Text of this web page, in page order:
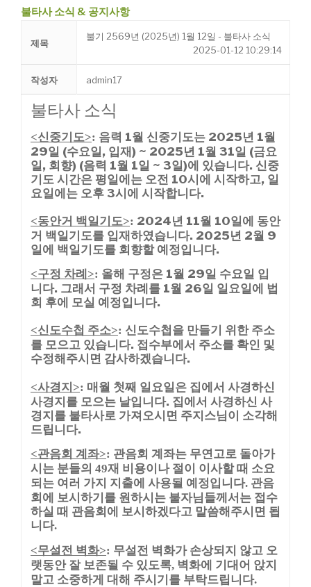
불타사 소식 & 공지사항
제목
불기 2569년 (2025년) 1월 12일 - 불타사 소식
2025-01-12 10:29:14
작성자 admin17
불타사 소식
<신중기도>: 음력 1월 신중기도는 2025년 1월
29일 (수요일, 입재) ~ 2025년 1월 31일 (금요
일, 회향) (음력 1월 1일 ~ 3일)에 있습니다. 신중
기도 시간은 평일에는 오전 10시에 시작하고, 일
요일에는 오후 3시에 시작합니다.
<동안거 백일기도>: 2024년 11월 10일에 동안
거 백일기도를 입재하였습니다. 2025년 2월 9
일에 백일기도를 회향할 예정입니다.
<구정 차례>: 올해 구정은 1월 29일 수요일 입
니다. 그래서 구정 차례를 1월 26일 일요일에 법
회 후에 모실 예정입니다.
<신도수첩 주소>: 신도수첩을 만들기 위한 주소
를 모으고 있습니다. 접수부에서 주소를 확인 및
수정해주시면 감사하겠습니다.
<사경지>: 매월 첫째 일요일은 집에서 사경하신
사경지를 모으는 날입니다. 집에서 사경하신 사
경지를 불타사로 가져오시면 주지스님이 소각해
드립니다.
<관음회 계좌>: 관음회 계좌는 무연고로 돌아가
시는 분들의 49재 비용이나 절이 이사할 때 소요
되는 여러 가지 지출에 사용될 예정입니다. 관음
회에 보시하기를 원하시는 불자님들께서는 접수
하실 때 관음회에 보시하겠다고 말씀해주시면 됩
니다.
<무설전 벽화>: 무설전 벽화가 손상되지 않고 오
랫동안 잘 보존될 수 있도록, 벽화에 기대어 앉지
말고 소중하게 대해 주시기를 부탁드립니다.